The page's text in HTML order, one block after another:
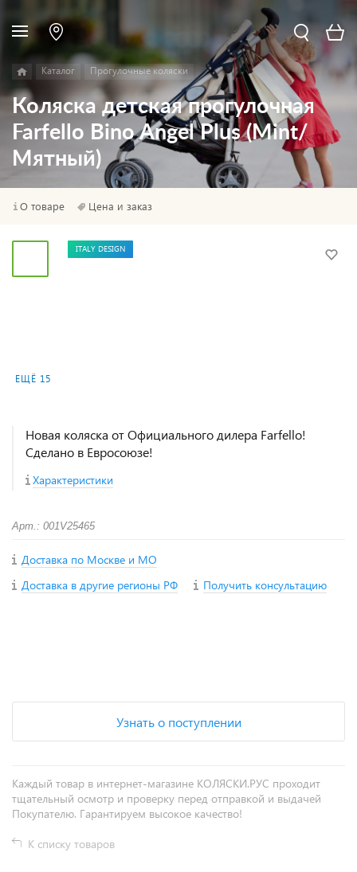
Каталог Прогулочные коляски
Коляска детская прогулочная
Farfello Bino Angel Plus (Mint/
Мятный)
О товаре Цена и заказ
ЕЩЁ 15
ITALY DESIGN
Новая коляска от Официального дилера Farfello!
Сделано в Евросоюзе!
Характеристики
Арт.: 001V25465
Доставка по Москве и МО
Доставка в другие регионы РФ
Получить консультацию
Узнать о поступлении
Каждый товар в интернет-магазине КОЛЯСКИ.РУС проходит
тщательный осмотр и проверку перед отправкой и выдачей
Покупателю. Гарантируем высокое качество!
К списку товаров